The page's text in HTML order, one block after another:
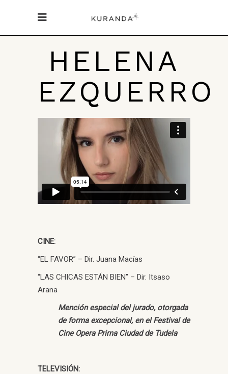
HELENA
EZQUERRO
CINE:
“EL FAVOR” – Dir. Juana Macías
“LAS CHICAS ESTÁN BIEN” – Dir. Itsaso
Arana
Mención especial del jurado, otorgada
de forma excepcional, en el Festival de
Cine Opera Prima Ciudad de Tudela
TELEVISIÓN: